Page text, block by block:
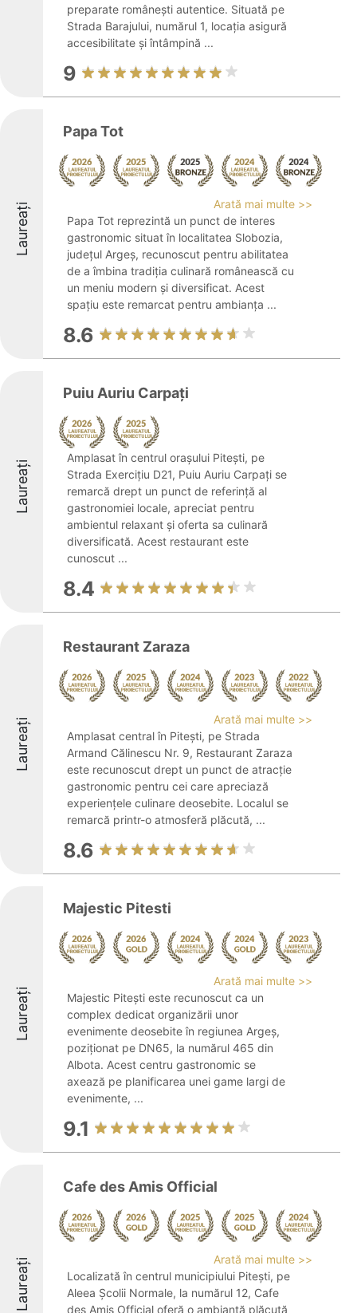
preparate românești autentice. Situată pe
Strada Barajului, numărul 1, locația asigură
accesibilitate și întâmpină ...
9
Laureați
Papa Tot
Arată mai multe >>
Papa Tot reprezintă un punct de interes
gastronomic situat în localitatea Slobozia,
județul Argeș, recunoscut pentru abilitatea
de a îmbina tradiția culinară românească cu
un meniu modern și diversificat. Acest
spațiu este remarcat pentru ambianța ...
8.6
Laureați
Puiu Auriu Carpați
Amplasat în centrul orașului Pitești, pe
Strada Exercițiu D21, Puiu Auriu Carpați se
remarcă drept un punct de referință al
gastronomiei locale, apreciat pentru
ambientul relaxant și oferta sa culinară
diversificată. Acest restaurant este
cunoscut ...
8.4
Laureați
Restaurant Zaraza
Arată mai multe >>
Amplasat central în Pitești, pe Strada
Armand Călinescu Nr. 9, Restaurant Zaraza
este recunoscut drept un punct de atracție
gastronomic pentru cei care apreciază
experiențele culinare deosebite. Localul se
remarcă printr-o atmosferă plăcută, ...
8.6
Laureați
Majestic Pitesti
Arată mai multe >>
Majestic Pitești este recunoscut ca un
complex dedicat organizării unor
evenimente deosebite în regiunea Argeș,
poziționat pe DN65, la numărul 465 din
Albota. Acest centru gastronomic se
axează pe planificarea unei game largi de
evenimente, ...
9.1
Laureați
Cafe des Amis Official
Arată mai multe >>
Localizată în centrul municipiului Pitești, pe
Aleea Școlii Normale, la numărul 12, Cafe
des Amis Official oferă o ambianță plăcută